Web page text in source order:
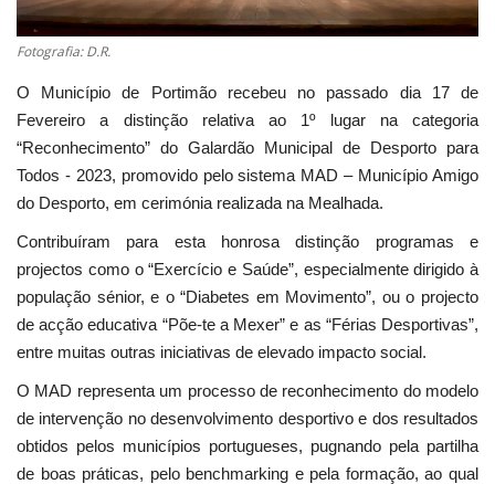
Lazer
Ambiente
Fotografia: D.R.
O Município de Portimão recebeu no passado dia 17 de
Fevereiro a distinção relativa ao 1º lugar na categoria
“Reconhecimento” do Galardão Municipal de Desporto para
Todos - 2023, promovido pelo sistema MAD – Município Amigo
do Desporto, em cerimónia realizada na Mealhada.
Contribuíram para esta honrosa distinção programas e
projectos como o “Exercício e Saúde”, especialmente dirigido à
população sénior, e o “Diabetes em Movimento”, ou o projecto
de acção educativa “Põe-te a Mexer” e as “Férias Desportivas”,
entre muitas outras iniciativas de elevado impacto social.
O MAD representa um processo de reconhecimento do modelo
de intervenção no desenvolvimento desportivo e dos resultados
obtidos pelos municípios portugueses, pugnando pela partilha
de boas práticas, pelo benchmarking e pela formação, ao qual